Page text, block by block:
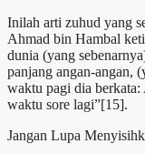
Inilah arti zuhud yang
Ahmad bin Hambal
dunia (yang
panjang angan-angan,
waktu pagi dia
waktu sore lagi”[15].
Jangan Lupa